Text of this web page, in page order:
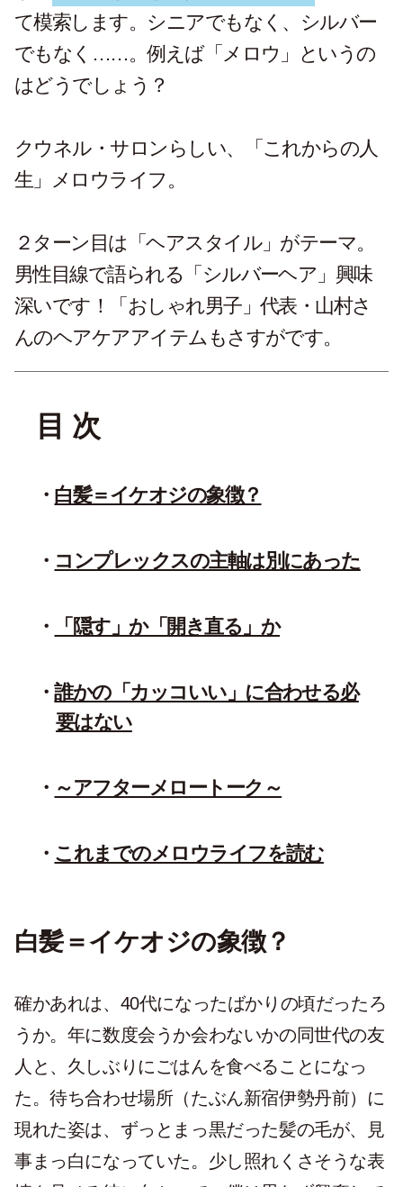
て模索します。シニアでもなく、シルバー
でもなく……。例えば「メロウ」というの
はどうでしょう？
クウネル・サロンらしい、「これからの人
生」メロウライフ。
２ターン目は「ヘアスタイル」がテーマ。
男性目線で語られる「シルバーヘア」興味
深いです！「おしゃれ男子」代表・山村さ
んのヘアケアアイテムもさすがです。
目 次
白髪＝イケオジの象徴？
コンプレックスの主軸は別にあった
「隠す」か「開き直る」か
誰かの「カッコいい」に合わせる必
要はない
～アフターメロートーク～
これまでのメロウライフを読む
白髪＝イケオジの象徴？
確かあれは、40代になったばかりの頃だったろ
うか。年に数度会うか会わないかの同世代の友
人と、久しぶりにごはんを食べることになっ
た。待ち合わせ場所（たぶん新宿伊勢丹前）に
現れた姿は、ずっとまっ黒だった髪の毛が、見
事まっ白になっていた。少し照れくさそうな表